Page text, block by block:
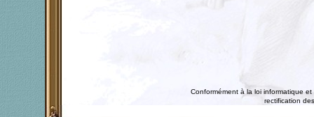
Conformément à la loi informatique
rectification